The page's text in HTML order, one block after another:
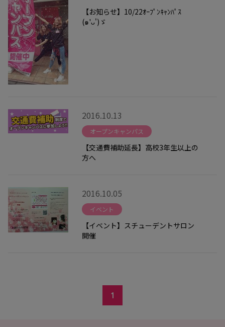
【お知らせ】10/22ｵｰﾌﾟﾝｷｬﾝﾊﾟｽ
(๑'ᴗ')ゞ
2016.10.13
オープンキャンパス
【交通費補助延長】高校3年生以上の
方へ
2016.10.05
イベント
【イベント】スチューデントサロン
開催
1